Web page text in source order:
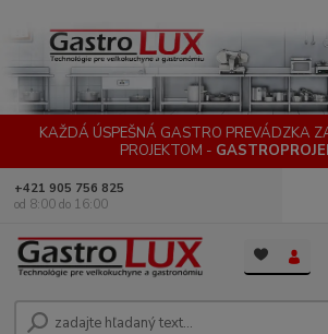
KAŽDÁ ÚSPEŠNÁ GASTRO PREVÁDZKA
PROJEKTOM -
+421 905 756 825
od 8:00 do 16:00